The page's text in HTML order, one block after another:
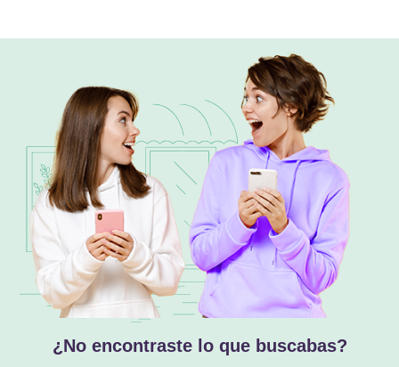
¿No encontraste lo que buscabas?